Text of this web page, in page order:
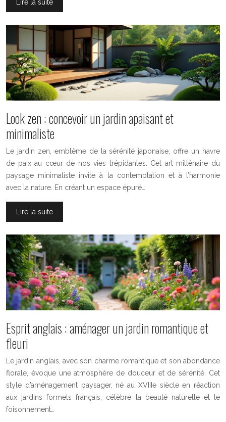
Lire la suite
Look zen : concevoir un jardin apaisant et
minimaliste
Le jardin zen, emblème de la sérénité japonaise, offre un havre
de paix au cœur de nos vies trépidantes. Cet art millénaire du
paysage minimaliste invite à la contemplation et à l’harmonie
avec la nature. En créant un espace épuré…
Lire la suite
Esprit anglais : aménager un jardin romantique et
fleuri
Le jardin anglais, avec son charme romantique et son abondance
florale, évoque une atmosphère de douceur et de sérénité. Cet
style d’aménagement paysager, né au XVIIIe siècle en réaction
aux jardins formels français, célèbre la beauté naturelle et le
foisonnement…